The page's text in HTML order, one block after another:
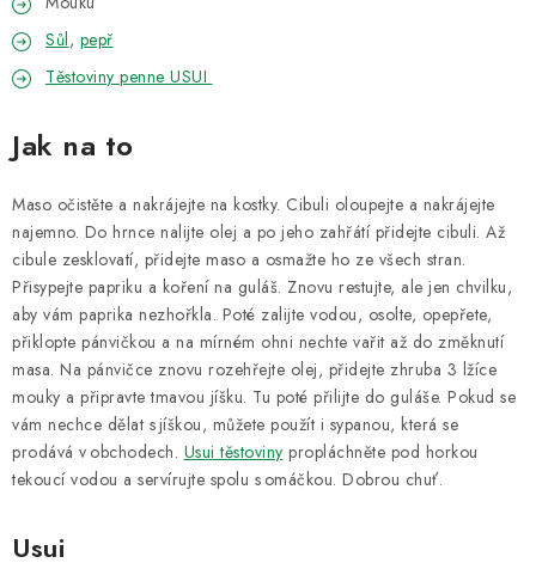
Sůl, pepř
Těstoviny penne USUI
Jak na to
Maso očistěte a nakrájejte na kostky. Cibuli oloupejte a nakrájejte
najemno. Do hrnce nalijte olej a po jeho zahřátí přidejte cibuli. Až
cibule zesklovatí, přidejte maso a osmažte ho ze všech stran.
Přisypejte papriku a koření na guláš. Znovu restujte, ale jen chvilku,
aby vám paprika nezhořkla. Poté zalijte vodou, osolte, opepřete,
přiklopte pánvičkou a na mírném ohni nechte vařit až do změknutí
masa. Na pánvičce znovu rozehřejte olej, přidejte zhruba 3 lžíce
mouky a připravte tmavou jíšku. Tu poté přilijte do guláše. Pokud se
vám nechce dělat s jíškou, můžete použít i sypanou, která se
prodává v obchodech. Usui těstoviny propláchněte pod horkou
tekoucí vodou a servírujte spolu s omáčkou. Dobrou chuť.
Usui